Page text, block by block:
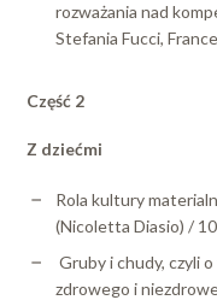
rozważania nad
Stefania Fucci,
Część 2
Z dziećmi
Rola kultury
(Nicoletta Diasio) /
Gruby i chudy, czyli
zdrowego i